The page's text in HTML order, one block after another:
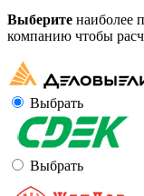
Выберите наиболее
компанию чтобы
Выбрать
Выбрать